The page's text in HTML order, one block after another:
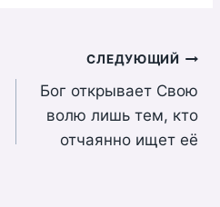
СЛЕДУЮЩИЙ
Бог открывает Свою
волю лишь тем, кто
отчаянно ищет её